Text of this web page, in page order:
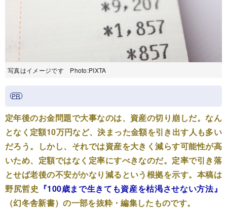
写真はイメージです Photo:PIXTA
定年後のお金問題で大事なのは、資産の切り崩しだ。なん
となく定額10万円など、決まった金額を引き出す人も多い
だろう。しかし、それでは資産を大きく減らす可能性が高
いため、定額ではなく定率にすべきなのだ。定率で引き落
とせば老後の不安がかなり減るという根拠を示す。本稿は
野尻哲史 『100歳まで生きても資産を枯渇させない方法』
（幻冬舎新書）の一部を抜粋・編集したものです。